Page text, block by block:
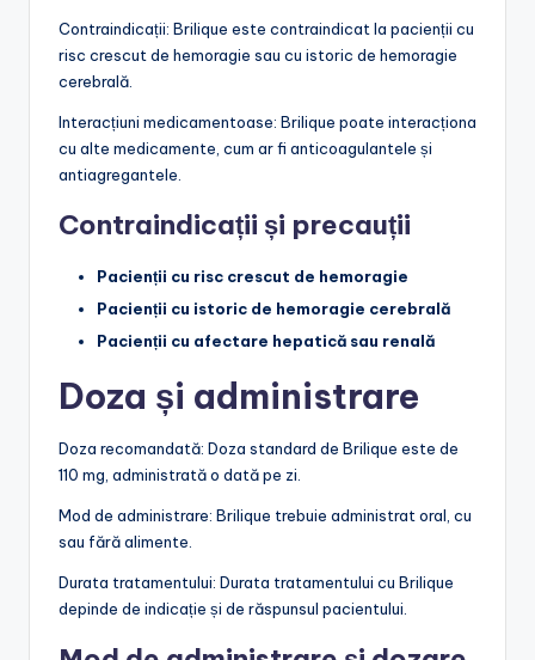
Contraindicații: Brilique este contraindicat la pacienții cu
risc crescut de hemoragie sau cu istoric de hemoragie
cerebrală.
Interacțiuni medicamentoase: Brilique poate interacționa
cu alte medicamente, cum ar fi anticoagulantele și
antiagregantele.
Contraindicații și precauții
Pacienții cu risc crescut de hemoragie
Pacienții cu istoric de hemoragie cerebrală
Pacienții cu afectare hepatică sau renală
Doza și administrare
Doza recomandată: Doza standard de Brilique este de
110 mg, administrată o dată pe zi.
Mod de administrare: Brilique trebuie administrat oral, cu
sau fără alimente.
Durata tratamentului: Durata tratamentului cu Brilique
depinde de indicație și de răspunsul pacientului.